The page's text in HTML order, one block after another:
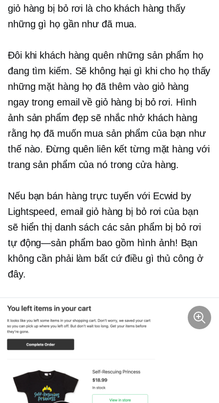
giỏ hàng bị bỏ rơi là cho khách hàng thấy
những gì họ gần như đã mua.
Đôi khi khách hàng quên những sản phẩm họ
đang tìm kiếm. Sẽ không hại gì khi cho họ thấy
những mặt hàng họ đã thêm vào giỏ hàng
ngay trong email về giỏ hàng bị bỏ rơi. Hình
ảnh sản phẩm đẹp sẽ nhắc nhở khách hàng
rằng họ đã muốn mua sản phẩm của bạn như
thế nào. Đừng quên liên kết từng mặt hàng với
trang sản phẩm của nó trong cửa hàng.
Nếu bạn bán hàng trực tuyến với Ecwid by
Lightspeed, email giỏ hàng bị bỏ rơi của bạn
sẽ hiển thị danh sách các sản phẩm bị bỏ rơi
tự động—sản phẩm bao gồm hình ảnh! Bạn
không cần phải làm bất cứ điều gì thủ công ở
đây.